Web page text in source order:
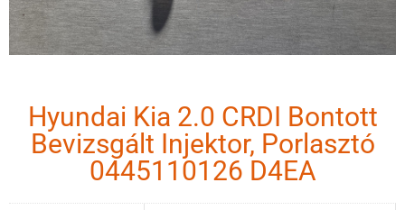
Hyundai Kia 2.0 CRDI Bontott
Bevizsgált Injektor, Porlasztó
0445110126 D4EA